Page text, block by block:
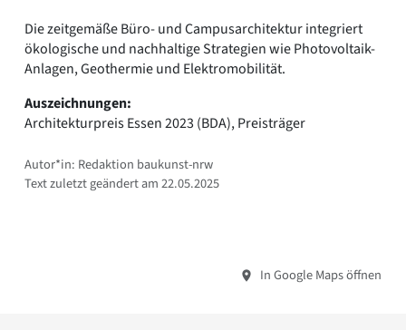
Die zeitgemäße Büro- und Campusarchitektur integriert
ökologische und nachhaltige Strategien wie Photovoltaik-
Anlagen, Geothermie und Elektromobilität.
Auszeichnungen:
Architekturpreis Essen 2023 (BDA), Preisträger
Autor*in: Redaktion baukunst-nrw
Text zuletzt geändert am 22.05.2025
In Google Maps öffnen